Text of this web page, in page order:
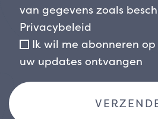
beschutte plek kan worden
zijn warme, opvallende
groei en architectonische
cookianum ‘Evening Glow’
en persoonlijkheid aan de
met een robuuste,
van gegevens zoals
Privacybeleid
Ik wil me abonneren
uw updates ontvangen